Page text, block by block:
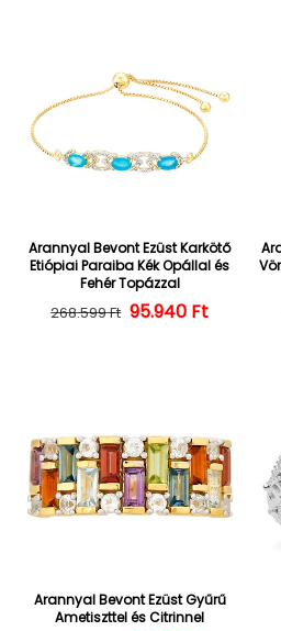
Arannyal Bevont Ezüst Karkötő
Etiópiai Paraiba Kék Opállal és
Fehér Topázzal
Normál ár
268.599 Ft Kedvezményes
95.940 Ft
Arannyal Bevont Ezüst Gyűrű
Ametiszttel és Citrinnel